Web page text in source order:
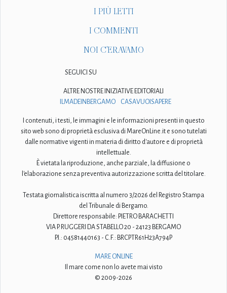
I PIÙ LETTI
I COMMENTI
NOI C'ERAVAMO
SEGUICI SU
ALTRE NOSTRE INIZIATIVE EDITORIALI
ILMADEINBERGAMO
CASAVUOISAPERE
I contenuti, i testi, le immagini e le informazioni presenti in questo
sito web sono di proprietà esclusiva di MareOnLine.it e sono tutelati
dalle normative vigenti in materia di diritto d'autore e di proprietà
intellettuale.
È vietata la riproduzione, anche parziale, la diffusione o
l'elaborazione senza preventiva autorizzazione scritta del titolare.
Testata giornalistica iscritta al numero 3/2026 del Registro Stampa
del Tribunale di Bergamo.
Direttore responsabile: PIETRO BARACHETTI
VIA P. RUGGERI DA STABELLO 20 - 24123 BERGAMO
P.I.: 04581440163 - C.F.: BRCPTR61H23A794P
MARE ONLINE
Il mare come non lo avete mai visto
© 2009-2026